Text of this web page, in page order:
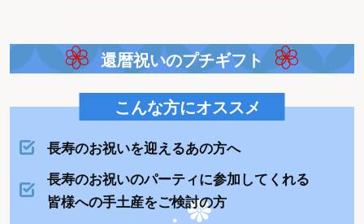
還暦祝いのプチギフト
こんな方にオススメ
長寿のお祝いを迎えるあの方へ
長寿のお祝いのパーティに参加してくれる
皆様への手土産をご検討の方